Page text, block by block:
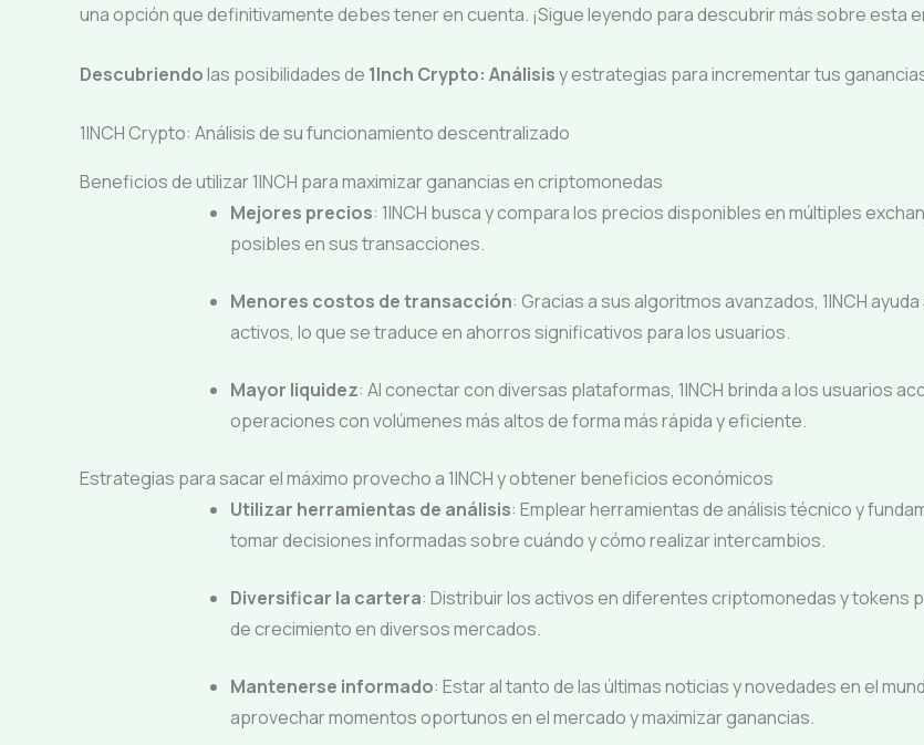
una opción que definitivamente debes tener en cuenta. ¡Sigue leyendo para descubrir más sobre esta
Descubriendolas posibilidades de 1Inch Crypto: Análisisy estrategias para incrementar tus
1INCH Crypto: Análisis de su funcionamiento descentralizado
Beneficios de utilizar 1INCH para maximizar ganancias en criptomonedas
Mejores precios: 1INCH busca y compara los precios disponibles en múltiples
posibles en sus transacciones.
Menores costos de transacción: Gracias a sus algoritmos avanzados, 1INCH
activos, lo que se traduce en ahorros significativos para los usuarios.
Mayor liquidez: Al conectar con diversas plataformas, 1INCH brinda a los usuarios
operaciones con volúmenes más altos de forma más rápida y eficiente.
Estrategias para sacar el máximo provecho a 1INCH y obtener beneficios económicos
Utilizar herramientas de análisis: Emplear herramientas de análisis técnico y
tomar decisiones informadas sobre cuándo y cómo realizar intercambios.
Diversificar la cartera: Distribuir los activos en diferentes criptomonedas y tokens
de crecimiento en diversos mercados.
Mantenerse informado: Estar al tanto de las últimas noticias y novedades en el
aprovechar momentos oportunos en el mercado y maximizar ganancias.